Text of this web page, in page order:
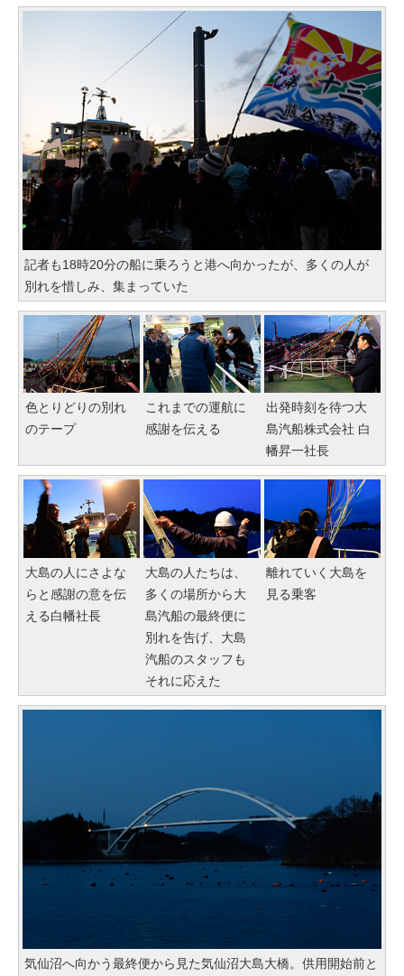
記者も18時20分の船に乗ろうと港へ向かったが、多くの人が
別れを惜しみ、集まっていた
色とりどりの別れ
のテープ
これまでの運航に
感謝を伝える
出発時刻を待つ大
島汽船株式会社 白
幡昇一社長
大島の人にさよな
らと感謝の意を伝
える白幡社長
大島の人たちは、
多くの場所から大
島汽船の最終便に
別れを告げ、大島
汽船のスタッフも
それに応えた
離れていく大島を
見る乗客
気仙沼へ向かう最終便から見た気仙沼大島大橋。供用開始前と